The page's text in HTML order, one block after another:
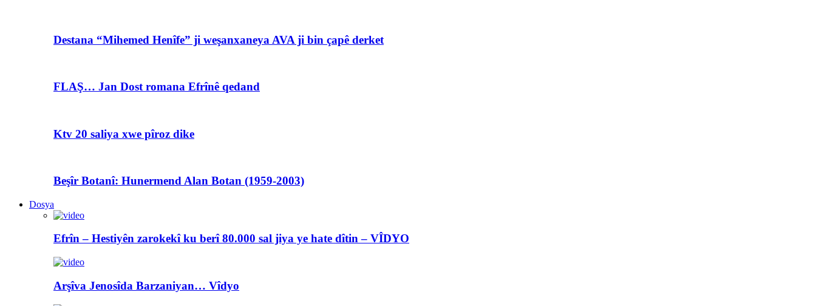
Destana “Mihemed Henîfe” ji weşanxaneya AVA ji bin çapê derket
FLAŞ… Jan Dost romana Efrînê qedand
Ktv 20 saliya xwe pîroz dike
Beşîr Botanî: Hunermend Alan Botan (1959-2003)
Dosya
Efrîn – Hestiyên zarokekî ku berî 80.000 sal jiya ye hate dîtin – VÎDYO
Arşîva Jenosîda Barzaniyan… Vîdyo